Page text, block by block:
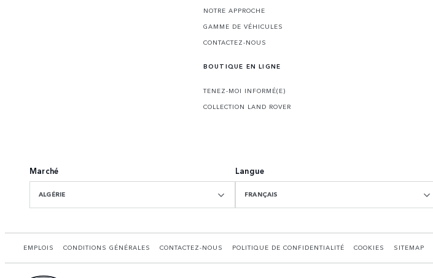
NOTRE APPROCHE
GAMME DE VÉHICULES
CONTACTEZ-NOUS
BOUTIQUE EN LIGNE
TENEZ-MOI INFORMÉ(E)
COLLECTION LAND ROVER
Marché
ALGÉRIE
Langue
FRANÇAIS
EMPLOIS CONDITIONS GÉNÉRALES CONTACTEZ-NOUS POLITIQUE DE CONFIDENTIALITÉ COOKIES SITEMAP